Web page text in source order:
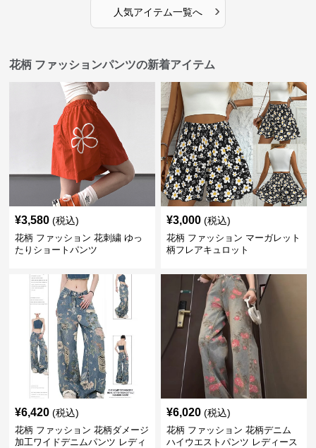
人気アイテム一覧へ ›
花柄 ファッションパンツの新着アイテム
¥3,580 (税込)
花柄 ファッション 花刺繍 ゆっ
たりショートパンツ
¥3,000 (税込)
花柄 ファッション マーガレット
柄フレアキュロット
¥6,420 (税込)
花柄 ファッション 花柄ダメージ
加工ワイドデニムパンツ レディ
¥6,020 (税込)
花柄 ファッション 花柄デニム
ハイウエストパンツ レディース